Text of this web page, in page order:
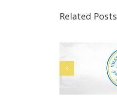
Related Posts